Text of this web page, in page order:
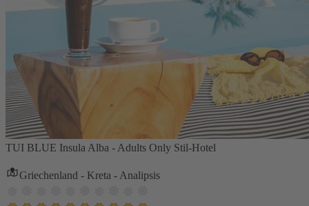
TUI BLUE Insula Alba - Adults Only Stil-Hotel
Griechenland - Kreta - Analipsis